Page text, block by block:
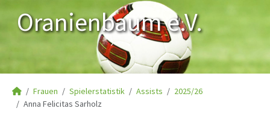
Oranienbaum e.V.
Frauen Spielerstatistik Assists
2025/26
Anna Felicitas Sarholz